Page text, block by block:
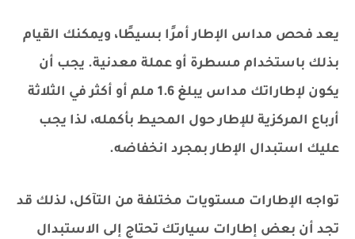
يعد فحص مداس الإطار أمرًا بسيطًا، ويمكنك القيام
بذلك باستخدام مسطرة أو عملة معدنية. يجب أن
يكون لإطاراتك مداس يبلغ 1.6 ملم أو أكثر في الثلاثة
أرباع المركزية للإطار حول المحيط بأكمله، لذا يجب
عليك استبدال الإطار بمجرد انخفاضه.
تواجه الإطارات مستويات مختلفة من التآكل، لذلك قد
تجد أن بعض إطارات سيارتك تحتاج إلى الاستبدال